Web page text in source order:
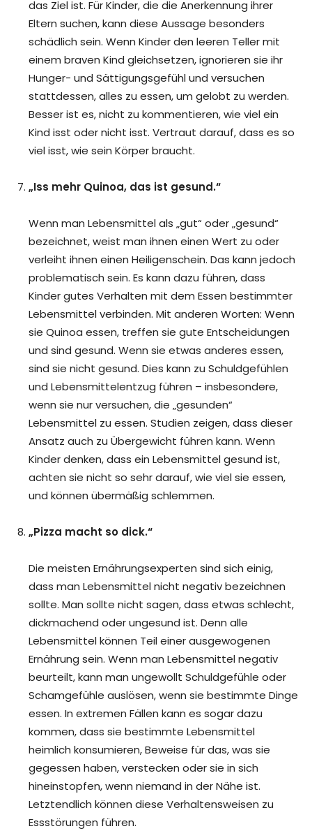
das Ziel ist. Für Kinder, die die Anerkennung ihrer
Eltern suchen, kann diese Aussage besonders
schädlich sein. Wenn Kinder den leeren Teller mit
einem braven Kind gleichsetzen, ignorieren sie ihr
Hunger- und Sättigungsgefühl und versuchen
stattdessen, alles zu essen, um gelobt zu werden.
Besser ist es, nicht zu kommentieren, wie viel ein
Kind isst oder nicht isst. Vertraut darauf, dass es so
viel isst, wie sein Körper braucht.
„Iss mehr Quinoa, das ist gesund.“
Wenn man Lebensmittel als „gut“ oder „gesund“
bezeichnet, weist man ihnen einen Wert zu oder
verleiht ihnen einen Heiligenschein. Das kann jedoch
problematisch sein. Es kann dazu führen, dass
Kinder gutes Verhalten mit dem Essen bestimmter
Lebensmittel verbinden. Mit anderen Worten: Wenn
sie Quinoa essen, treffen sie gute Entscheidungen
und sind gesund. Wenn sie etwas anderes essen,
sind sie nicht gesund. Dies kann zu Schuldgefühlen
und Lebensmittelentzug führen – insbesondere,
wenn sie nur versuchen, die „gesunden“
Lebensmittel zu essen. Studien zeigen, dass dieser
Ansatz auch zu Übergewicht führen kann. Wenn
Kinder denken, dass ein Lebensmittel gesund ist,
achten sie nicht so sehr darauf, wie viel sie essen,
und können übermäßig schlemmen.
„Pizza macht so dick.“
Die meisten Ernährungsexperten sind sich einig,
dass man Lebensmittel nicht negativ bezeichnen
sollte. Man sollte nicht sagen, dass etwas schlecht,
dickmachend oder ungesund ist. Denn alle
Lebensmittel können Teil einer ausgewogenen
Ernährung sein. Wenn man Lebensmittel negativ
beurteilt, kann man ungewollt Schuldgefühle oder
Schamgefühle auslösen, wenn sie bestimmte Dinge
essen. In extremen Fällen kann es sogar dazu
kommen, dass sie bestimmte Lebensmittel
heimlich konsumieren, Beweise für das, was sie
gegessen haben, verstecken oder sie in sich
hineinstopfen, wenn niemand in der Nähe ist.
Letztendlich können diese Verhaltensweisen zu
Essstörungen führen.